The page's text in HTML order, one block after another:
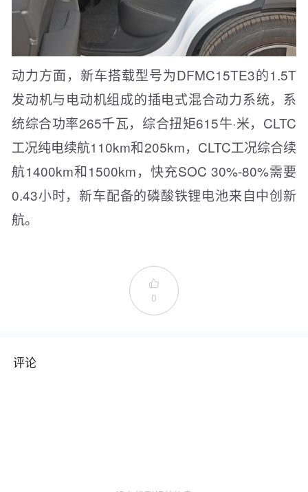
动力方面，新车搭载型号为DFMC15TE3的1.5T
发动机与电动机组成的插电式混合动力系统，系
统综合功率265千瓦，综合扭矩615牛·米，CLTC
工况纯电续航110km和205km，CLTC工况综合续
航1400km和1500km，快充SOC 30%-80%需要
0.43小时，新车配备的磷酸铁锂电池来自中创新
航。

0
评论